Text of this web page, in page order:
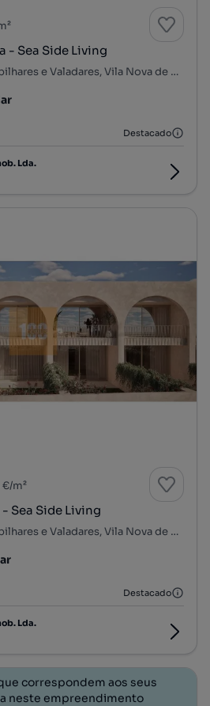
- Sea Side Living
Praia de Valadares, Gulpilhares e Valadares, Vila Nova de Gaia, Porto
Destacado
Lda.
€/m²
Sea Side Living
Praia de Valadares, Gulpilhares e Valadares, Vila Nova de Gaia, Porto
Destacado
Lda.
correspondem aos seus
neste empreendimento